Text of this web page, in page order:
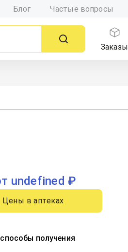
Блог Частые вопросы
Заказы
undefined ₽
Цены в аптеках
получения